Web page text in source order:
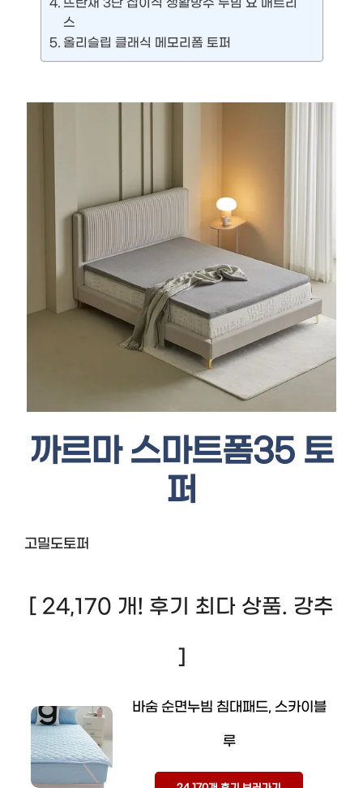
스
올리슬립 클래식 메모리폼 토퍼
까르마 스마트폼35 토
퍼
고밀도토퍼
[ 24,170 개! 후기 최다 상품. 강추
]
바숨 순면누빔 침대패드, 스카이블
루